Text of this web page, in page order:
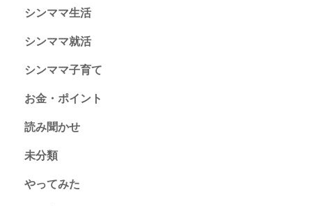
シンママ生活
シンママ就活
シンママ子育て
お金・ポイント
読み聞かせ
未分類
やってみた